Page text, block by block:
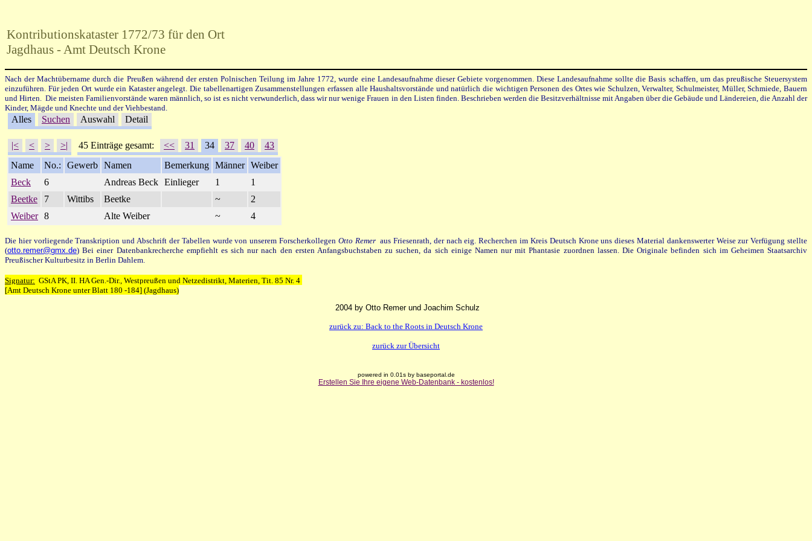
Kontributionskataster 1772/73 für den Ort
Jagdhaus - Amt Deutsch Krone
Nach der Machtübername durch die Preußen während der ersten Polnischen Teilung im Jahre 1772, wurde eine Landesaufnahme dieser Gebiete vorgenommen. Diese Landesaufnahme sollte die Basis schaffen, um das preußische Steuersystem
einzuführen. Für jeden Ort wurde ein Kataster angelegt. Die tabellenartigen Zusammenstellungen erfassen alle Haushaltsvorstände und natürlich die wichtigen Personen des Ortes wie Schulzen, Verwalter, Schulmeister, Müller, Schmiede, Bauern
und Hirten. Die meisten Familienvorstände waren männlich, so ist es nicht verwunderlich, dass wir nur wenige Frauen in den Listen finden. Beschrieben werden die Besitzverhältnisse mit Angaben über die Gebäude und Ländereien, die Anzahl der
Kinder, Mägde und Knechte und der Viehbestand.
Alles Suchen Auswahl Detail
|< < > >| 45 Einträge gesamt: << 31 34 37 40
43
Name
No.: Gewerb Namen Bemerkung Männer Weiber
Beck
6 Andreas Beck Einlieger 1
1
Beetke
7 Wittibs Beetke ~
2
Weiber 8 Alte Weiber ~ 4
Die hier vorliegende Transkription und Abschrift der Tabellen wurde von unserem Forscherkollegen Otto Remer aus Friesenrath, der nach eig. Recherchen im Kreis Deutsch Krone uns dieses Material dankenswerter Weise zur Verfügung stellte
(otto.remer@gmx.de)Bei einer Datenbankrecherche empfiehlt es sich nur nach den ersten Anfangsbuchstaben zu suchen, da sich einige Namen nur mit Phantasie zuordnen lassen. DieOriginale befinden sich im Geheimen Staatsarchiv
Preußischer Kulturbesitz in Berlin Dahlem.
Signatur: GStA PK, II. HA Gen.-Dir., Westpreußen und Netzedistrikt, Materien, Tit. 85 Nr. 4
[Amt Deutsch Krone unter Blatt 180 -184] (Jagdhaus)
2004 by Otto Remer und Joachim Schulz
zurück zu: Back to the Roots in Deutsch Krone
zurück zur Übersicht
powered in 0.01s by baseportal.de
Erstellen Sie Ihre eigene Web-Datenbank - kostenlos!